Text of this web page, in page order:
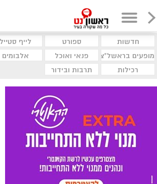
חדשות ספורט לייף סטייל
מופעים בראשל"צ
פנאי ואוכל אלבומים
רכילות
תרבות ובידור